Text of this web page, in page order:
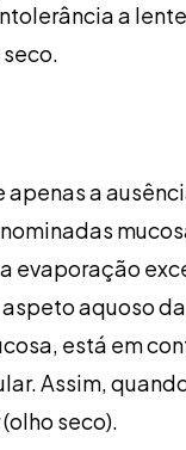
a
a
evaporação
aquoso
está em
Assim,
seco).